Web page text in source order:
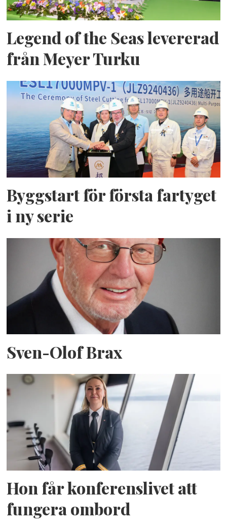
Legend of the Seas levererad
från Meyer Turku
Byggstart för första fartyget
i ny serie
Sven-Olof Brax
Hon får konferenslivet att
fungera ombord